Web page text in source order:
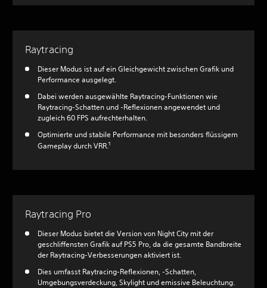
Raytracing
Dieser Modus ist auf ein Gleichgewicht zwischen Grafik und
Performance ausgelegt.
Dabei werden ausgewählte Raytracing-Funktionen wie
Raytracing-Schatten und -Reflexionen angewendet und
zugleich 60 FPS aufrechterhalten.
Optimierte und stabile Performance mit besonders flüssigem
Gameplay durch VRR.1
Raytracing Pro
Dieser Modus bietet die Version von Night City mit der
geschliffensten Grafik auf PS5 Pro, da die gesamte Bandbreite
der Raytracing-Verbesserungen aktiviert ist.
Dies umfasst Raytracing-Reflexionen, -Schatten,
Umgebungsverdeckung, Skylight und emissive Beleuchtung.